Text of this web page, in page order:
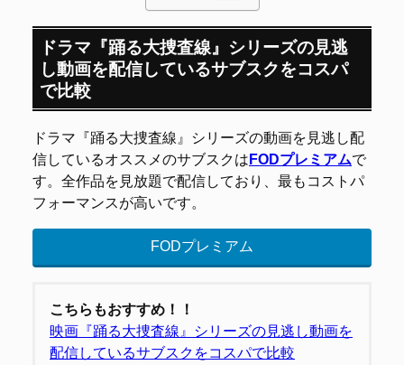
ドラマ『踊る大捜査線』シリーズの見逃
し動画を配信しているサブスクをコスパ
で比較
ドラマ『踊る大捜査線』シリーズの動画を見逃し配
信しているオススメのサブスクは FODプレミアムで
す。全作品を見放題で配信しており、最もコストパ
フォーマンスが高いです。
FODプレミアム
こちらもおすすめ！！
映画『踊る大捜査線』シリーズの見逃し動画を
配信しているサブスクをコスパで比較